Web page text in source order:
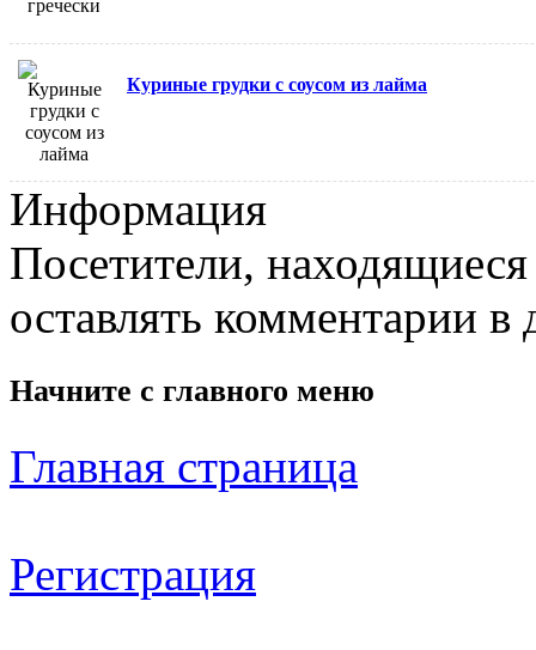
Куриные грудки с соусом из лайма
Информация
Посетители,
оставлять комментарии в
Начните с главного меню
Главная страница
Регистрация